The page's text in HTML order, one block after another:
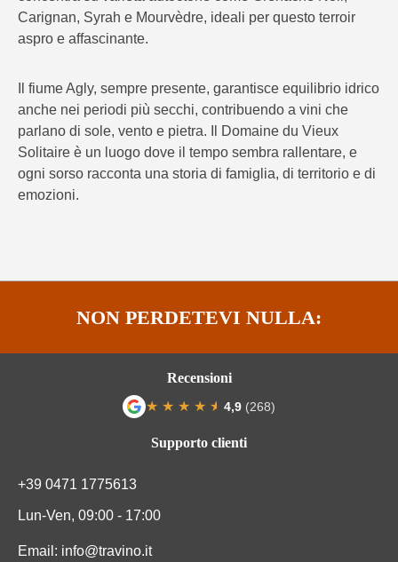
Carignan, Syrah e Mourvèdre, ideali per questo terroir
aspro e affascinante.
Il fiume Agly, sempre presente, garantisce equilibrio idrico
anche nei periodi più secchi, contribuendo a vini che
parlano di sole, vento e pietra. Il Domaine du Vieux
Solitaire è un luogo dove il tempo sembra rallentare, e
ogni sorso racconta una storia di famiglia, di territorio e di
emozioni.
NON PERDETEVI NULLA:
Supporto clienti
+39 0471 1775613
Lun-Ven, 09:00 - 17:00
Email: info@travino.it
Recensioni
★ ★ ★ ★ ★
★ 4,9 (268)